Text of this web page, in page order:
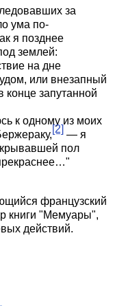
за
ума по-
я позднее
землей:
на дне
или внезапный
конце запутанной
к одному из моих
[2] — я
пол
французский
книги "Мемуары",
действий.